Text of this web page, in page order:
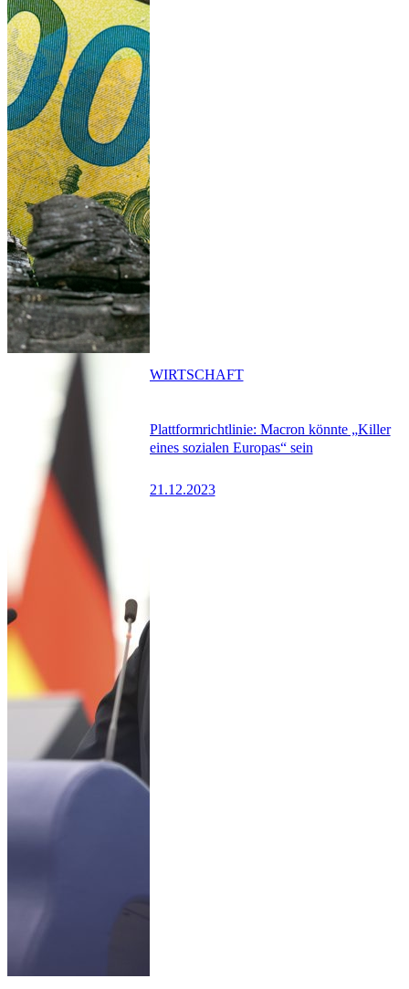
Plattformrichtlinie: Macron könnte „Killer
eines sozialen Europas“ sein
21.12.2023
WIRTSCHAFT